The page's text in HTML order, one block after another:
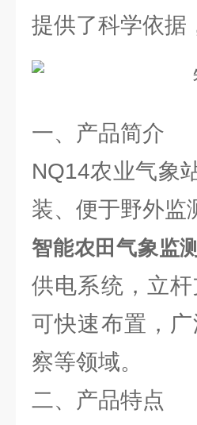
提供了科学依据
一、产品简介
NQ14农业气象
装、便于野外监
智能农田气象监
供电系统，立
可快速布置，
察等领域。
二、产品特点